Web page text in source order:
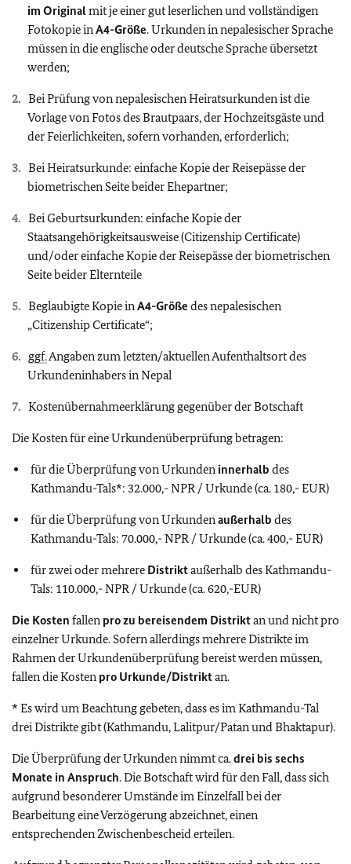
im Originalmit je einer gut leserlichen und vollständigen
Fotokopie in A4-Größe. Urkunden in nepalesischer Sprache
müssen in die englische oder deutsche Sprache übersetzt
werden;
Bei Prüfung von nepalesischen Heiratsurkunden ist die
Vorlage von Fotos des Brautpaars, der Hochzeitsgäste und
der Feierlichkeiten, sofern vorhanden, erforderlich;
Bei Heiratsurkunde: einfache Kopie der Reisepässe der
biometrischen Seite beider Ehepartner;
Bei Geburtsurkunden: einfache Kopie der
Staatsangehörigkeitsausweise (Citizenship Certificate)
und/oder einfache Kopie der Reisepässe der biometrischen
Seite beider Elternteile
Beglaubigte Kopie in A4-Größe des nepalesischen
„Citizenship Certificate“;
ggf.Angaben zum letzten/aktuellen Aufenthaltsort des
Urkundeninhabers in Nepal
Kostenübernahmeerklärung gegenüber der Botschaft
Die Kosten für eine Urkundenüberprüfung betragen:
für die Überprüfung von Urkunden innerhalb des
Kathmandu-Tals*: 32.000,- NPR / Urkunde (ca. 180,- EUR)
für die Überprüfung von Urkunden außerhalb des
Kathmandu-Tals: 70.000,- NPR / Urkunde (ca. 400,- EUR)
für zwei oder mehrere Distriktaußerhalb des Kathmandu-
Tals: 110.000,- NPR / Urkunde (ca. 620,-EUR)
Die Kosten fallen pro zu bereisendem Distriktan und nicht pro
einzelner Urkunde. Sofern allerdings mehrere Distrikte im
Rahmen der Urkundenüberprüfung bereist werden müssen,
fallen die Kosten pro Urkunde/Distriktan.
* Es wird um Beachtung gebeten, dass es im Kathmandu-Tal
drei Distrikte gibt (Kathmandu, Lalitpur/Patan und Bhaktapur).
Die Überprüfung der Urkunden nimmt ca.drei bis sechs
Monate in Anspruch. Die Botschaft wird für den Fall, dass sich
aufgrund besonderer Umstände im Einzelfall bei der
Bearbeitung eine Verzögerung abzeichnet, einen
entsprechenden Zwischenbescheid erteilen.